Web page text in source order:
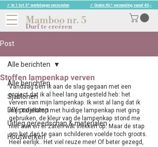
✓ In 1 tot 3* werkdagen verzonden ✓ Gratis NL* verzending vanaf 40,-
Mamboo nr. 5
Durf te creëren
Post
Alle berichten
Sjablonen
DIY projecten
Uitleg gereedschap & materialen
Houtwerken
Alle berichten
Stoffen lampenkap verven
Vandaag ben ik aan de slag gegaan met een
project dat ik al heel lang uitgesteld heb: het
verven van mijn lampenkap. Ik wist al lang dat ik
mijn tafellamp met huidige lampenkap niet ging
gebruiken, de kleur van de lampenkap stond me
niet aan en er zaten wat vlekken op. Maar de stap
om het dan te gaan schilderen voelde toch groots.
Heel eerlijk.. Het viel reuze mee! Of beter gezegd,